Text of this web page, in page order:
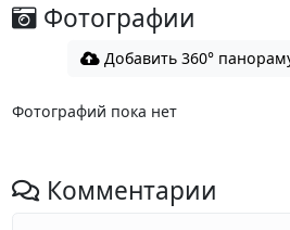
Фотографии
Добавить 360°
Фотографий пока нет
Комментарии